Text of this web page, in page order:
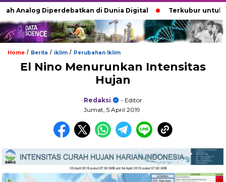
Analog Diperdebatkan di Dunia Digital Terkubur untuk
Home / Berita / iklim / Perubahan Iklim
El Nino Menurunkan Intensitas
Hujan
Redaksi
- Editor
Jumat, 5 April 2019